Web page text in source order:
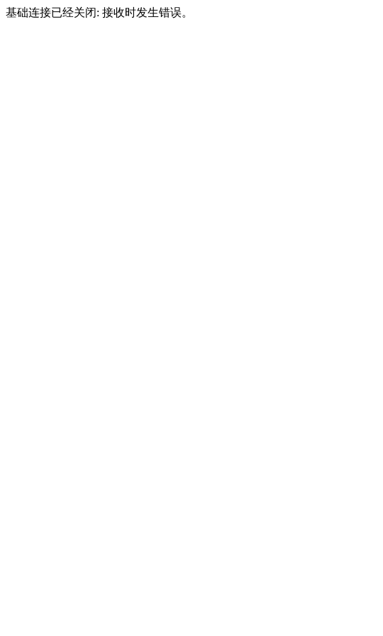
基础连接已经关闭: 接收时发生错误。